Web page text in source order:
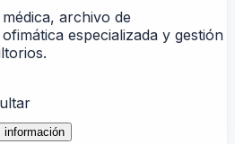
archivo de
especializada y gestión
información